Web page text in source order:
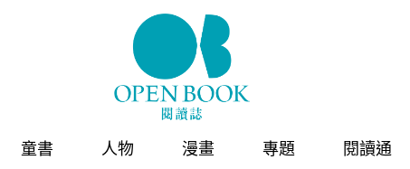
童書 人物 漫畫 專題 閱讀通